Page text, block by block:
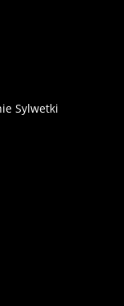
Sylwetki